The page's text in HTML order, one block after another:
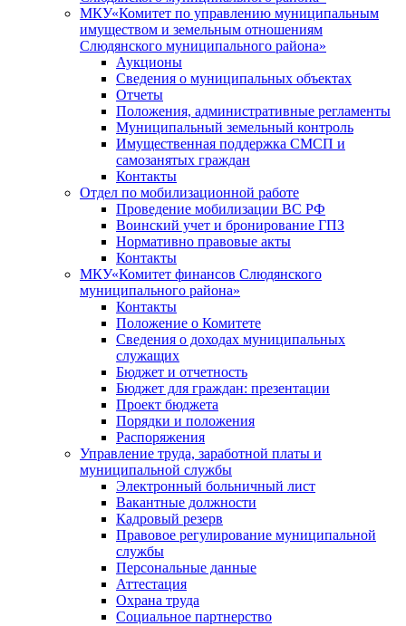
МКУ«Комитет по управлению муниципальным
имуществом и земельным отношениям
Слюдянского муниципального района»
Аукционы
Сведения о муниципальных объектах
Отчеты
Положения, административные регламенты
Муниципальный земельный контроль
Имущественная поддержка СМСП и
самозанятых граждан
Контакты
Отдел по мобилизационной работе
Проведение мобилизации ВС РФ
Воинский учет и бронирование ГПЗ
Нормативно правовые акты
Контакты
МКУ«Комитет финансов Слюдянского
муниципального района»
Контакты
Положение о Комитете
Сведения о доходах муниципальных
служащих
Бюджет и отчетность
Бюджет для граждан: презентации
Проект бюджета
Порядки и положения
Распоряжения
Управление труда, заработной платы и
муниципальной службы
Электронный больничный лист
Вакантные должности
Кадровый резерв
Правовое регулирование муниципальной
службы
Персональные данные
Аттестация
Охрана труда
Социальное партнерство